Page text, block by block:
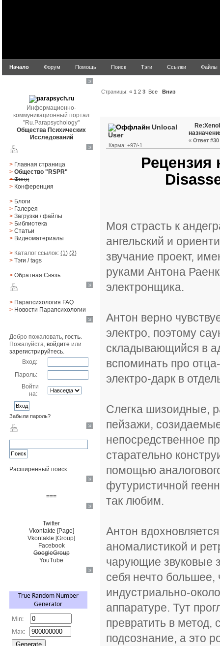
Начало Форум Помощь Поиск Тэги Ссылки Файлы
Информационно-
коммуникационный портал
"Ru.Parapsychology"
Общества Психических
Исследований
> Главная страница
> Общество "RSPR"
> Фонд
> Конференция
> Блоги
> Галерея
> Загрузки/файлы
> Библиотека
> Статьи
> Видеоматериалы
> Каталог ссылок:(1) (2)
> Тэги/ tags
> Обратная Cвязь
> Парапсихология FAQ
> Новости Парапсихологии
Добро пожаловать,гость.
Пожалуйста,войдите или
зарегистрируйтесь.
Вход:
Пароль:
Войти
на:
Забыли пароль?
Расширенный поиск
===
Twitter
Vkontakte [Page]
Vkontakte [Group]
Facebook
GoogleGroup
YouTube
Страницы:« 1 2 3 Все Вниз
Unlocal
User
Карма: +97/-1
« Ответ
Рецензия
Моя страсть к
ангельский и
звучание проект,
руками Антона
электронщика.
Антон верно
электро, поэтому
складывающийся в
вспоминать про
электро-дарк в
Слегка шизоидные,
пейзажи,
непосредственное
старательно
помощью
футуристичной
так любим.
Антон
аномалистикой и
чарующие звуковые
себя нечто
индустриально-
аппаратуре. Тут
превратить в метод,
подсознание, а это